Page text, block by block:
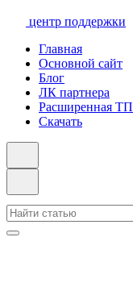
центр поддержки
Главная
Основной сайт
Блог
ЛК партнера
Расширенная ТП
Скачать